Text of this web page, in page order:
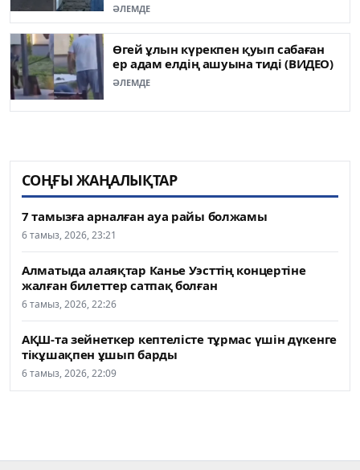
ӘЛЕМДЕ
Өгей ұлын күрекпен қуып сабаған
ер адам елдің ашуына тиді (ВИДЕО)
ӘЛЕМДЕ
СОҢҒЫ ЖАҢАЛЫҚТАР
7 тамызға арналған ауа райы болжамы
6 тамыз, 2026, 23:21
Алматыда алаяқтар Канье Уэсттің концертіне
жалған билеттер сатпақ болған
6 тамыз, 2026, 22:26
АҚШ-та зейнеткер кептелісте тұрмас үшін дүкенге
тікұшақпен ұшып барды
6 тамыз, 2026, 22:09